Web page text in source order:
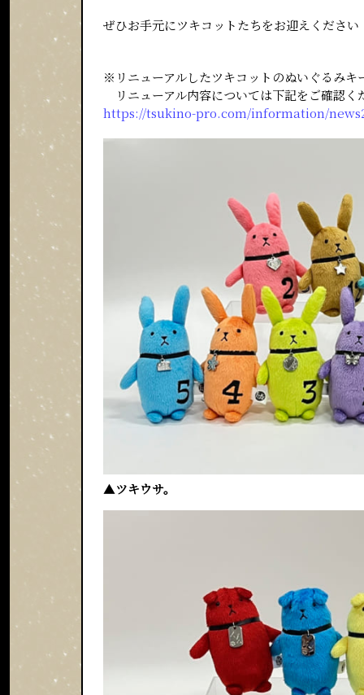
ぜひお手元にツキコットたちをお迎えください
※リニューアルしたツキコットのぬいぐるみキ
リニューアル内容については下記をご確認く
https://tsukino-pro.com/information/
▲ツキウサ。